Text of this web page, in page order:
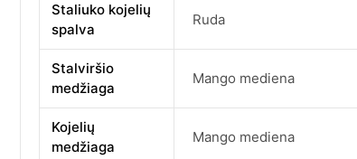
Staliuko kojelių
spalva
Ruda
Stalviršio
medžiaga
Mango mediena
Kojelių
medžiaga
Mango mediena